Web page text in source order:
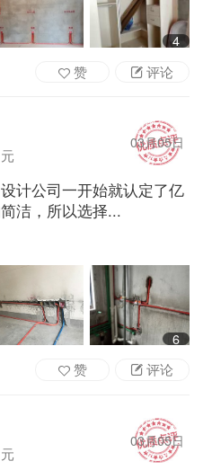
4
评论
赞
03月05日
计公司一开始就认定了亿
洁，所以选择...
6
评论
赞
03月05日